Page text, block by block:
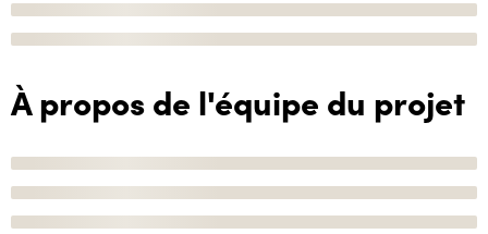
À propos de l'équipe du projet